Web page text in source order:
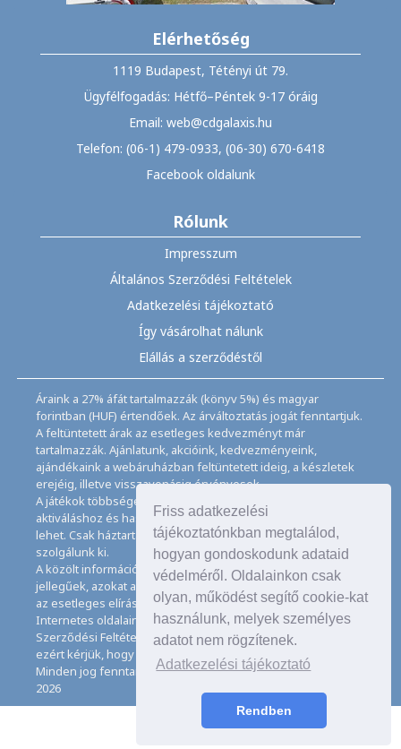
Friss adatkezelési
tájékoztatónkban megtalálod,
hogyan gondoskodunk adataid
védelméről. Oldalainkon csak
olyan, működést segítő cookie-kat
használunk, melyek személyes
adatot nem rögzítenek.
Adatkezelési tájékoztató
Rendben
Elérhetőség
1119 Budapest, Tétényi út 79.
Ügyfélfogadás: Hétfő–Péntek 9-17 óráig
Email: web@cdgalaxis.hu
Telefon: (06-1) 479-0933, (06-30) 670-6418
Facebook oldalunk
Rólunk
Impresszum
Általános Szerződési Feltételek
Adatkezelési tájékoztató
Így vásárolhat nálunk
Elállás a szerződéstől
Áraink a 27% áfát tartalmazzák (könyv 5%) és magyar
forintban (HUF) értendőek. Az árváltoztatás jogát fenntartjuk.
A feltüntetett árak az esetleges kedvezményt már
tartalmazzák. Ajánlatunk, akcióink, kedvezményeink,
ajándékaink a webáruházban feltüntetett ideig, a készletek
erejéig, illetve visszavonásig érvényesek.
A játékok többségéhez angol nyelvismeret illetve az
aktiváláshoz és használathoz internet kapcsolat szükséges
lehet. Csak háztartásban használatos mennyiségeket
szolgálunk ki.
A közölt információk, adatok, besorolások tájékoztató
jellegűek, azokat a legnagyobb gondossággal kezeljük, de
az esetleges elírásokért felelősséget nem tudunk vállalni.
Internetes oldalaink használatával elfogadja az Általános
Szerződési Feltételeinket és Adatkezelési Tájékoztatónkat,
ezért kérjük, hogy ezeket figyelmesen tanulmányozza át.
Minden jog fenntartva. © Copyright CD Galaxis Kft. 1997–
2026